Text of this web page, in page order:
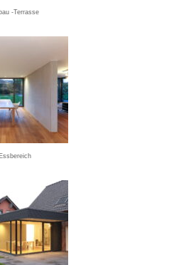
-Terrasse
Essbereich